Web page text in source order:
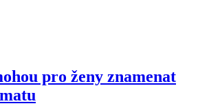
pro ženy znamenat